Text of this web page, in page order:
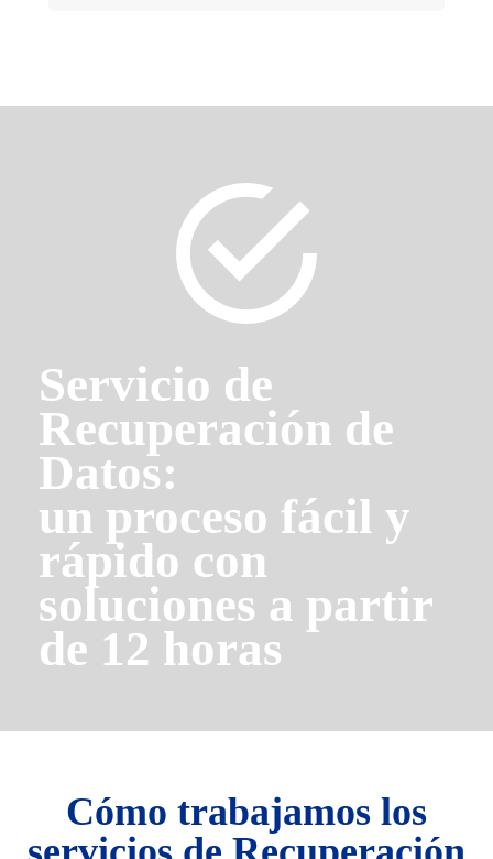
Servicio de
Recuperación de
Datos:
un proceso fácil y
rápido con
soluciones a partir
de 12 horas
Cómo trabajamos los